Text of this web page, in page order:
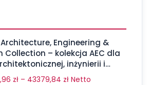
Engineering &
– kolekcja AEC dla
inżynierii i
budownictwa
zł – 43379,84 zł Netto